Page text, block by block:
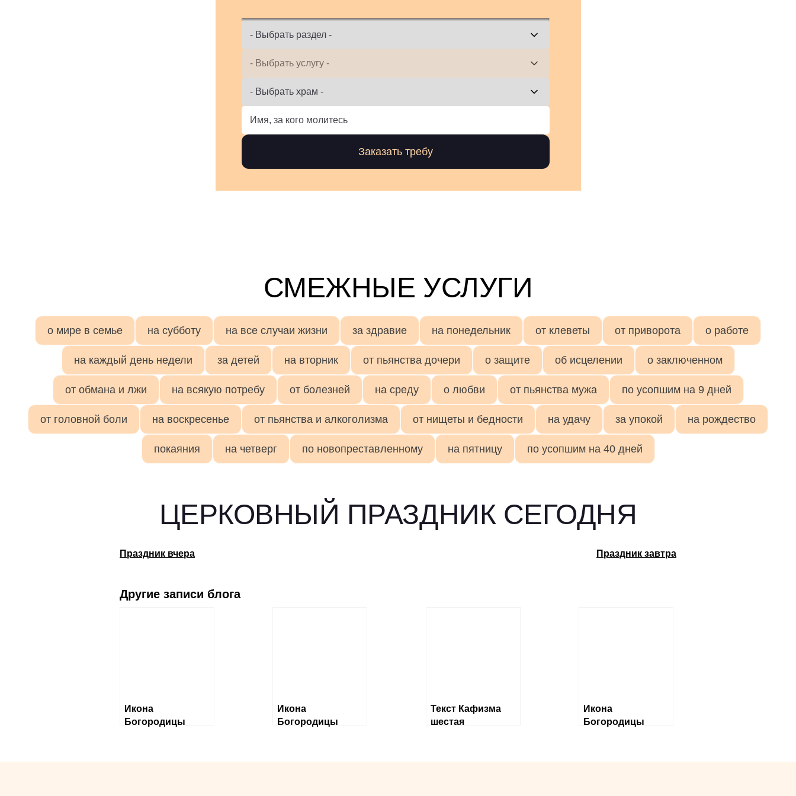
СМЕЖНЫЕ УСЛУГИ
о мире в семье на субботу на все случаи жизни за здравие на понедельник от клеветы от приворота о работе
на каждый день недели за детей на вторник от пьянства дочери о защите об исцелении о заключенном
от обмана и лжи на всякую потребу от болезней на среду о любви от пьянства мужа по усопшим на 9 дней
от головной боли на воскресенье от пьянства и алкоголизма от нищеты и бедности на удачу за упокой на рождество
покаяния на четверг по новопреставленному на пятницу по усопшим на 40 дней
ЦЕРКОВНЫЙ ПРАЗДНИК СЕГОДНЯ
Праздник вчера Праздник завтра
Другие записи блога
Икона
Богородицы
Икона
Богородицы
Текст Кафизма
шестая
Икона
Богородицы